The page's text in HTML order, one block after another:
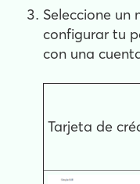
Seleccione un
configurar tu
con una
Tarjeta de